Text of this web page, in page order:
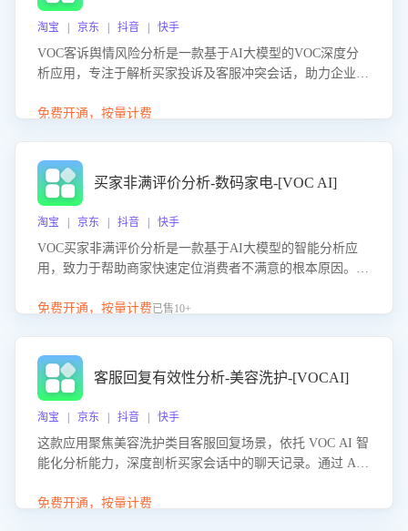
淘宝 | 京东 | 抖音 | 快手
VOC客诉舆情风险分析是一款基于AI大模型的VOC深度分
析应用，专注于解析买家投诉及客服冲突会话，助力企业精
别客户情绪、归因争议根源，并客观评估客服应对合理性与
能力，阻断差评扩散，维护品牌声誉，实现客户满意度的持
续提升。
免费开通，按量计费
买家非满评价分析-数码家电-[VOC AI]
淘宝 | 京东 | 抖音 | 快手
VOC买家非满评价分析是一款基于AI大模型的智能分析应
用，致力于帮助商家快速定位消费者不满意的根本原因。该
客服原因或其它部门原因，明确责任归属，提供可落地的改
改，有效提升客户满意度和店铺整体服务质量。
免费开通，按量计费已售10+
客服回复有效性分析-美容洗护-[VOCAI]
淘宝 | 京东 | 抖音 | 快手
这款应用聚焦美容洗护类目客服回复场景，依托 VOC AI 智
能化分析能力，深度剖析买家会话中的聊天记录。通过 AI
答的有效性与完整性，输出针对性改进策略，助力商家快速
免费开通，按量计费